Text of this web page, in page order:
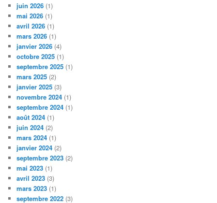
juin 2026 (1)
mai 2026 (1)
avril 2026 (1)
mars 2026 (1)
janvier 2026 (4)
octobre 2025 (1)
septembre 2025 (1)
mars 2025 (2)
janvier 2025 (3)
novembre 2024 (1)
septembre 2024 (1)
août 2024 (1)
juin 2024 (2)
mars 2024 (1)
janvier 2024 (2)
septembre 2023 (2)
mai 2023 (1)
avril 2023 (3)
mars 2023 (1)
septembre 2022 (3)